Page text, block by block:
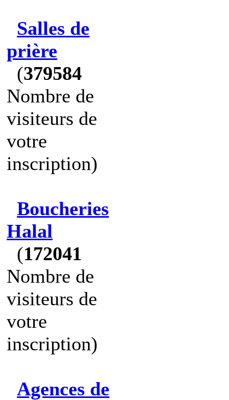
Salles de
prière
(379584
Nombre de
visiteurs de
votre
inscription)
Boucheries
Halal
(172041
Nombre de
visiteurs de
votre
inscription)
Agences de